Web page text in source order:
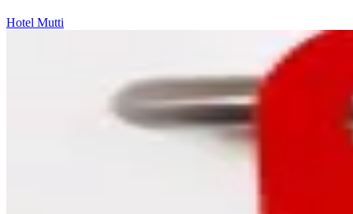
Hotel Mutti